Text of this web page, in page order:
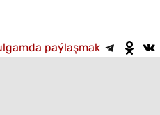
paýlaşmak